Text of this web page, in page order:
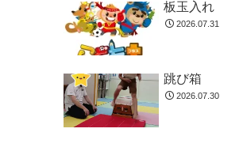
板玉入れ
2026.07.31
跳び箱
2026.07.30